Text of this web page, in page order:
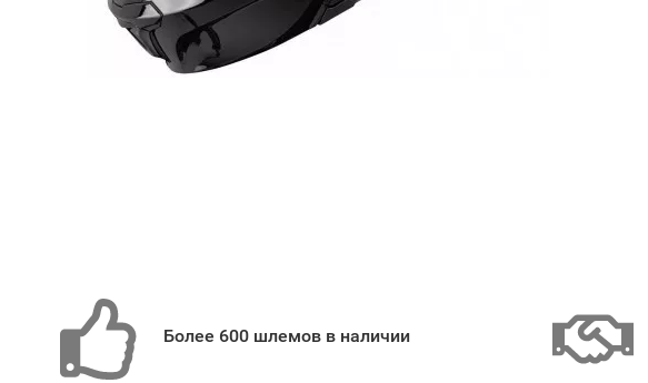
Более 600 шлемов в наличии